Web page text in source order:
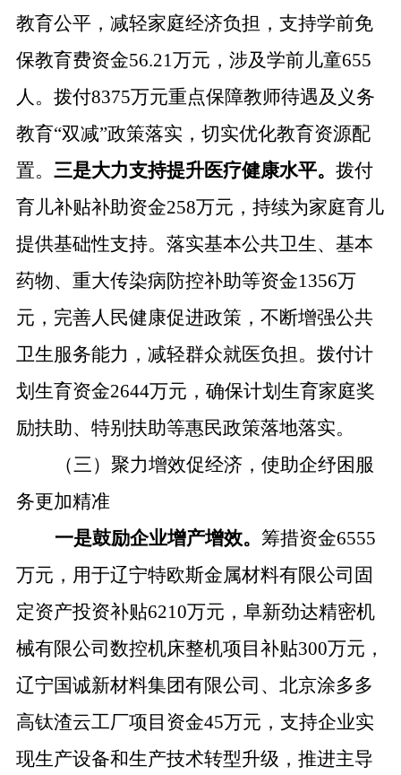
教育公平，减轻家庭经济负担，支持学前免
保教育费资金56.21万元，涉及学前儿童655
人。拨付8375万元重点保障教师待遇及义务
教育“双减”政策落实，切实优化教育资源配
置。 三是大力支持提升医疗健康水平。 拨付
育儿补贴补助资金258万元，持续为家庭育儿
提供基础性支持。 落实基本公共卫生、基本
药物、重大传染病防控补助等资金1356万
元，完善人民健康促进政策，不断增强公共
卫生服务能力，减轻群众就医负担。拨付计
划生育资金2644万元，确保计划生育家庭奖
励扶助、特别扶助等惠民政策落地落实。
（三）聚力增效促经济，使助企纾困服
务更加精准
一是鼓励企业增产增效。 筹措资金6555
万元，用于辽宁特欧斯金属材料有限公司固
定资产投资补贴6210万元，阜新劲达精密机
械有限公司数控机床整机项目补贴300万元，
辽宁国诚新材料集团有限公司、北京涂多多
高钛渣云工厂项目资金45万元，支持企业实
现生产设备和生产技术转型升级，推进主导